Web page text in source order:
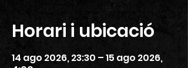
Horari i ubicació
14 ago 2026, 23:30 – 15 ago 2026,